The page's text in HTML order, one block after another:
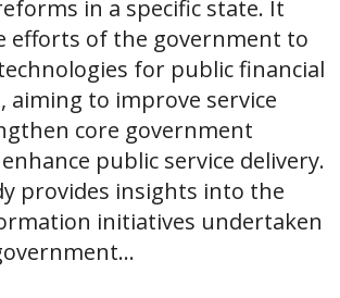
in a specific state. It
efforts of the government to
for public financial
aiming to improve service
core government
public service delivery.
provides insights into the
initiatives undertaken